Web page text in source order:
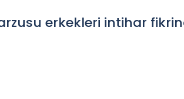
erkekleri intihar